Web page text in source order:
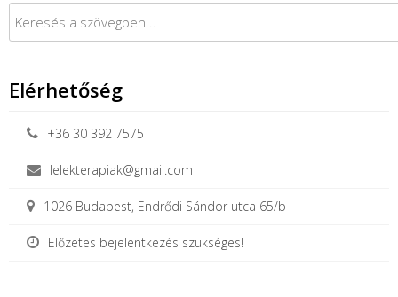
Keresés:
Elérhetőség
+36 30 392 7575
lelekterapiak@gmail.com
1026 Budapest, Endrődi Sándor utca 65/b
Előzetes bejelentkezés szükséges!